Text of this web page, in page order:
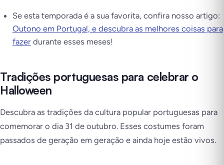
Se esta temporada é a sua favorita, confira nosso artigo:
Outono em Portugal, e descubra as melhores coisas para
fazerdurante esses meses!
Tradições portuguesas para celebrar o
Halloween
Descubra as tradições da cultura popular portuguesas para
comemorar o dia 31 de outubro. Esses costumes foram
passados de geração em geração e ainda hoje estão vivos.